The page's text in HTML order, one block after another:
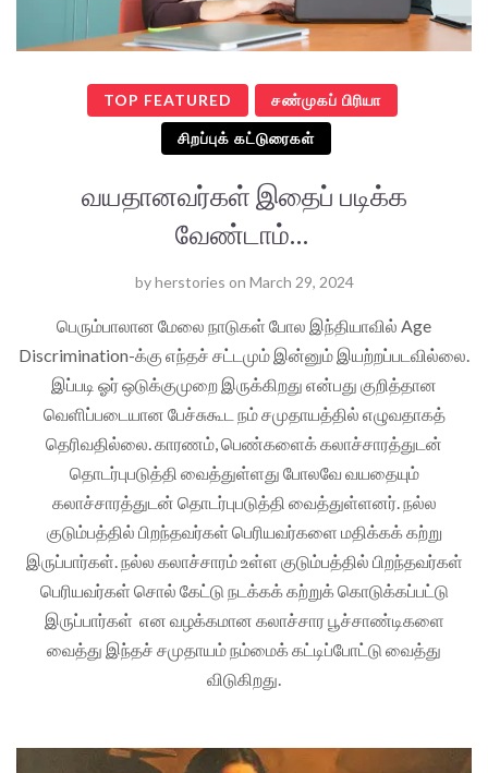
TOP FEATURED சண்முகப் பிரியா
சிறப்புக் கட்டுரைகள்
வயதானவர்கள் இதைப் படிக்க
வேண்டாம்…
byherstories on March 29, 2024
பெரும்பாலான மேலை நாடுகள் போல இந்தியாவில் Age
Discrimination-க்கு எந்தச் சட்டமும் இன்னும் இயற்றப்படவில்லை.
இப்படி ஓர் ஒடுக்குமுறை இருக்கிறது என்பது குறித்தான
வெளிப்படையான பேச்சுகூட நம் சமுதாயத்தில் எழுவதாகத்
தெரிவதில்லை. காரணம், பெண்களைக் கலாச்சாரத்துடன்
தொடர்புபடுத்தி வைத்துள்ளது போலவே வயதையும்
கலாச்சாரத்துடன் தொடர்புபடுத்தி வைத்துள்ளனர். நல்ல
குடும்பத்தில் பிறந்தவர்கள் பெரியவர்களை மதிக்கக் கற்று
இருப்பார்கள். நல்ல கலாச்சாரம் உள்ள குடும்பத்தில் பிறந்தவர்கள்
பெரியவர்கள் சொல் கேட்டு நடக்கக் கற்றுக் கொடுக்கப்பட்டு
இருப்பார்கள் என வழக்கமான கலாச்சார பூச்சாண்டிகளை
வைத்து இந்தச் சமுதாயம் நம்மைக் கட்டிப்போட்டு வைத்து
விடுகிறது.